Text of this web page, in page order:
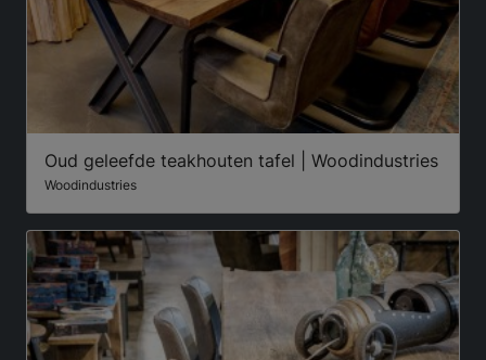
Oud geleefde teakhouten tafel | Woodindustries
Woodindustries